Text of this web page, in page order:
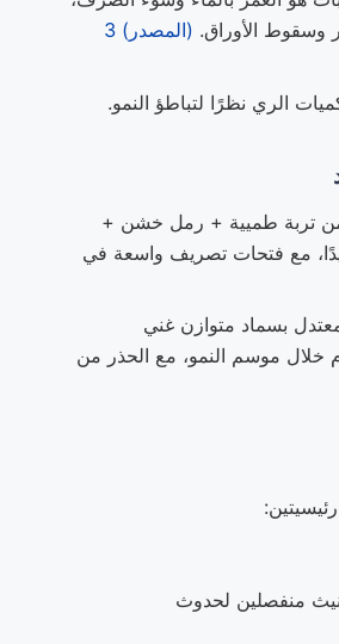
وسقوط الأوراق. (المصدر) 3
الري نظرًا لتباطؤ النمو.
من تربة طميية + رمل خشن +
مع فتحات تصريف واسعة في
بسماد متوازن غني
خلال موسم النمو، مع الحذر من
منفصلين لحدوث